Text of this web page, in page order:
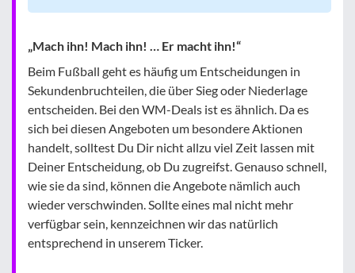
„Mach ihn! Mach ihn! … Er macht ihn!“
Beim Fußball geht es häufig um Entscheidungen in
Sekundenbruchteilen, die über Sieg oder Niederlage
entscheiden. Bei den WM-Deals ist es ähnlich. Da es
sich bei diesen Angeboten um besondere Aktionen
handelt, solltest Du Dir nicht allzu viel Zeit lassen mit
Deiner Entscheidung, ob Du zugreifst. Genauso schnell,
wie sie da sind, können die Angebote nämlich auch
wieder verschwinden. Sollte eines mal nicht mehr
verfügbar sein, kennzeichnen wir das natürlich
entsprechend in unserem Ticker.